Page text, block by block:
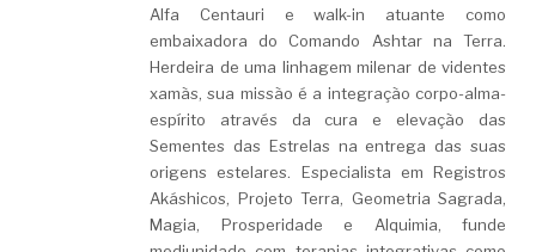
Alfa Centauri e walk-in atuante como
embaixadora do Comando Ashtar na Terra.
Herdeira de uma linhagem milenar de videntes
xamãs, sua missão é a integração corpo-alma-
espírito através da cura e elevação das
Sementes das Estrelas na entrega das suas
origens estelares. Especialista em Registros
Akáshicos, Projeto Terra, Geometria Sagrada,
Magia, Prosperidade e Alquimia, funde